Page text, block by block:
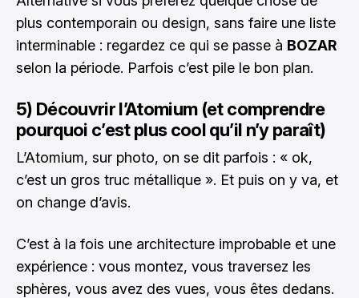
plus contemporain ou design, sans faire une liste
interminable : regardez ce qui se passe à BOZAR
selon la période. Parfois c’est pile le bon plan.
5) Découvrir l’Atomium (et comprendre
pourquoi c’est plus cool qu’il n’y paraît)
L’Atomium, sur photo, on se dit parfois : « ok,
c’est un gros truc métallique ». Et puis on y va, et
on change d’avis.
C’est à la fois une architecture improbable et une
expérience : vous montez, vous traversez les
sphères, vous avez des vues, vous êtes dedans.